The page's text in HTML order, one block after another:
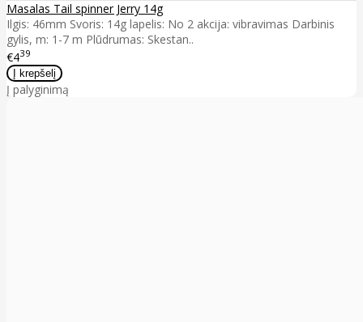
Masalas Tail spinner Jerry 14g
Ilgis: 46mm Svoris: 14g lapelis: No 2 akcija: vibravimas Darbinis
gylis, m: 1-7 m Plūdrumas: Skestan..
€439
Į palyginimą